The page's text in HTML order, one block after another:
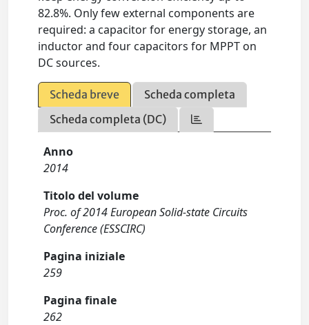
82.8%. Only few external components are
required: a capacitor for energy storage, an
inductor and four capacitors for MPPT on
DC sources.
Scheda breve
Scheda completa
Scheda completa (DC)
Anno
2014
Titolo del volume
Proc. of 2014 European Solid-state Circuits
Conference (ESSCIRC)
Pagina iniziale
259
Pagina finale
262